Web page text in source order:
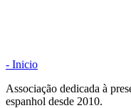
- Inicio
Associação dedicada à
espanhol desde 2010.